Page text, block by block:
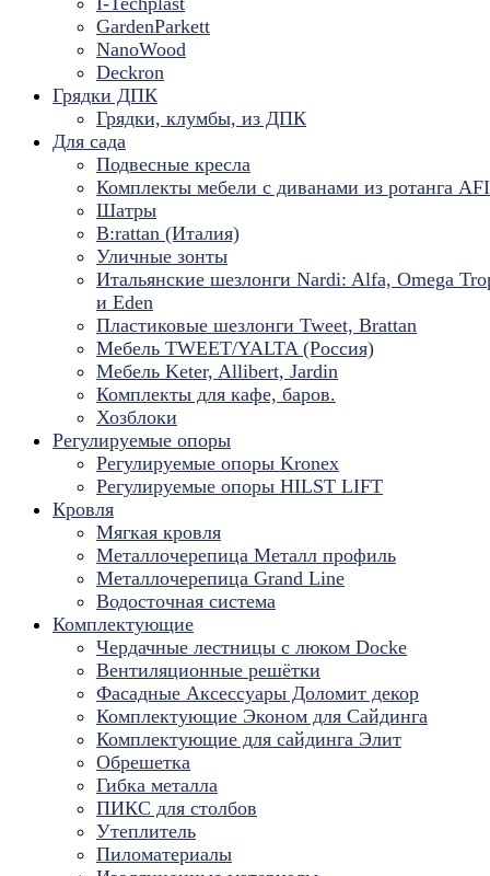
GardenParkett
NanoWood
Deckron
Грядки ДПК
Грядки, клумбы, из ДПК
Для сада
Подвесные кресла
Комплекты мебели с диванами из ротанга
Шатры
B:rattan (Италия)
Уличные зонты
Итальянские шезлонги Nardi: Alfa, Omega
и Eden
Пластиковые шезлонги Tweet, Brattan
Мебель TWEET/YALTA (Россия)
Мебель Keter, Allibert, Jardin
Комплекты для кафе, баров.
Хозблоки
Регулируемые опоры
Регулируемые опоры Kronex
Регулируемые опоры HILST LIFT
Кровля
Мягкая кровля
Металлочерепица Металл профиль
Металлочерепица Grand Line
Водосточная система
Комплектующие
Чердачные лестницы с люком Docke
Вентиляционные решётки
Фасадные Аксессуары Доломит декор
Комплектующие Эконом для Сайдинга
Комплектующие для cайдинга Элит
Обрешетка
Гибка металла
ПИКС для столбов
Утеплитель
Пиломатериалы